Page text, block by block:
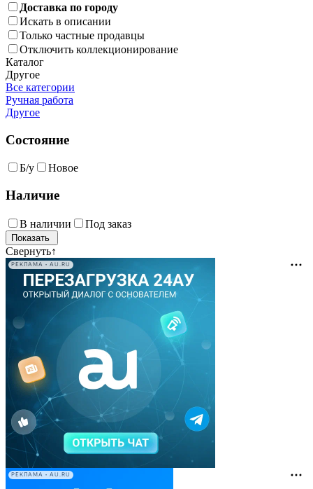
Доставка по городу
Искать в описании
Только частные продавцы
Отключить коллекционирование
Каталог
Другое
Все категории
Ручная работа
Другое
Состояние
Б/у Новое
Наличие
В наличии Под заказ
Свернуть↑
РЕКЛАМА • AU.RU
РЕКЛАМА • AU.RU